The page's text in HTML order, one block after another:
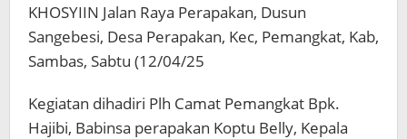
KHOSYIIN Jalan Raya Perapakan, Dusun
Sangebesi, Desa Perapakan, Kec, Pemangkat, Kab,
Sambas, Sabtu (12/04/25
Kegiatan dihadiri Plh Camat Pemangkat Bpk.
Hajibi, Babinsa perapakan Koptu Belly, Kepala